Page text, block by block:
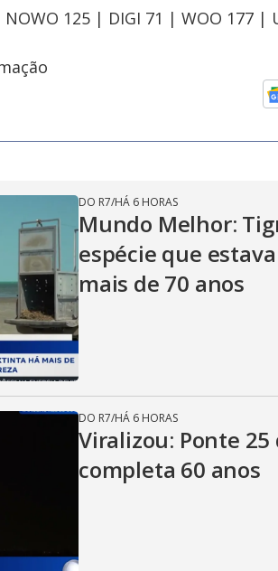
125 | DIGI 71 | WOO 177 |
DO R7/HÁ 6 HORAS
Mundo Melhor:
espécie que
mais de 70 anos
DO R7/HÁ 6 HORAS
Viralizou: Ponte 25
completa 60 anos